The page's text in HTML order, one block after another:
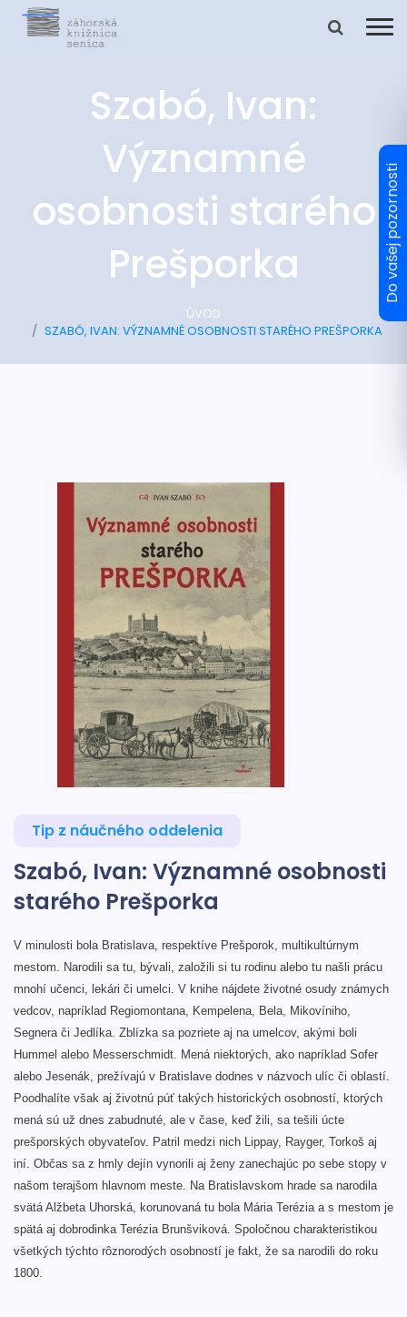
Szabó, Ivan:
Významné
osobnosti starého
Prešporka
ÚVOD
SZABÓ, IVAN: VÝZNAMNÉ OSOBNOSTI STARÉHO PREŠPORKA
Tip z náučného oddelenia
Szabó, Ivan: Významné osobnosti
starého Prešporka
V minulosti bola Bratislava, respektíve Prešporok, multikultúrnym
mestom. Narodili sa tu, bývali, založili si tu rodinu alebo tu našli prácu
mnohí učenci, lekári či umelci. V knihe nájdete životné osudy známych
vedcov, napríklad Regiomontana, Kempelena, Bela, Mikovíniho,
Segnera či Jedlíka. Zblízka sa pozriete aj na umelcov, akými boli
Hummel alebo Messerschmidt. Mená niektorých, ako napríklad Sofer
alebo Jesenák, prežívajú v Bratislave dodnes v názvoch ulíc či oblastí.
Poodhalíte však aj životnú púť takých historických osobností, ktorých
mená sú už dnes zabudnuté, ale v čase, keď žili, sa tešili úcte
prešporských obyvateľov. Patril medzi nich Lippay, Rayger, Torkoš aj
iní. Občas sa z hmly dejín vynorili aj ženy zanechajúc po sebe stopy v
našom terajšom hlavnom meste. Na Bratislavskom hrade sa narodila
svätá Alžbeta Uhorská, korunovaná tu bola Mária Terézia a s mestom je
spätá aj dobrodinka Terézia Brunšviková. Spoločnou charakteristikou
všetkých týchto rôznorodých osobností je fakt, že sa narodili do roku
1800.